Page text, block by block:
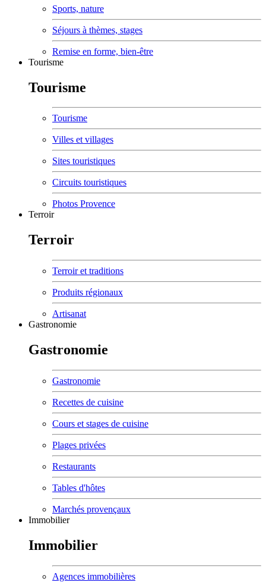
Sports, nature
Séjours à thèmes, stages
Remise en forme, bien-être
Tourisme
Tourisme
Tourisme
Villes et villages
Sites touristiques
Circuits touristiques
Photos Provence
Terroir
Terroir
Terroir et traditions
Produits régionaux
Artisanat
Gastronomie
Gastronomie
Gastronomie
Recettes de cuisine
Cours et stages de cuisine
Plages privées
Restaurants
Tables d'hôtes
Marchés provençaux
Immobilier
Immobilier
Agences immobilières